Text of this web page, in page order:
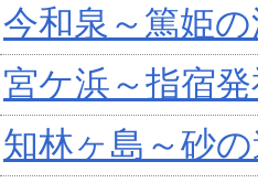
今和泉～篤姫の
宮ケ浜～指宿
知林ヶ島～砂